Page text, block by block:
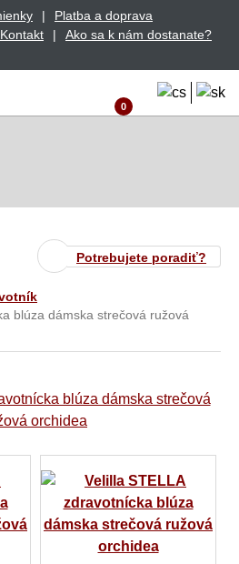
Platba a doprava
Kontakt
Ako sa k nám dostanate?
0
Potrebujete poradiť?
blúza dámska strečová ružová